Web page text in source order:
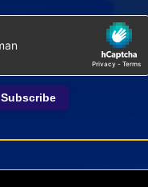
Subscribe